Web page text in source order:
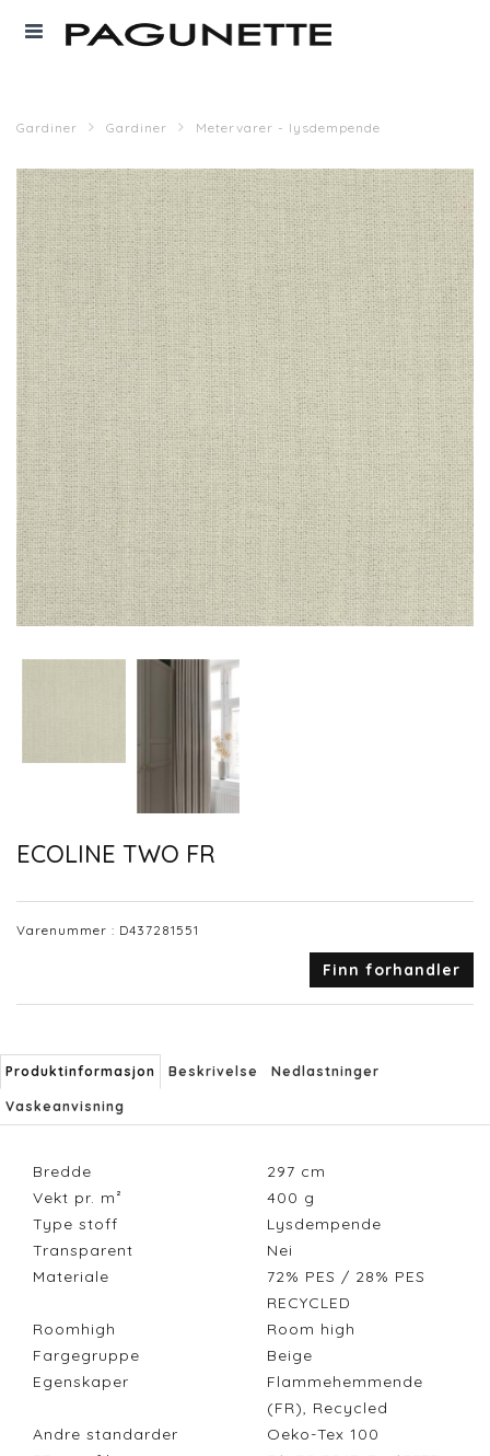
Gardiner Gardiner Metervarer - lysdempende
ECOLINE TWO FR
Varenummer : D437281551
Finn forhandler
Produktinformasjon Beskrivelse Nedlastninger
Vaskeanvisning
Bredde 297 cm
Vekt pr. m²
400 g
Type stoff
Lysdempende
Transparent
Nei
Materiale
72% PES / 28% PES
RECYCLED
Roomhigh
Room high
Fargegruppe
Beige
Egenskaper
Flammehemmende
(FR), Recycled
Andre standarder
Oeko-Tex 100